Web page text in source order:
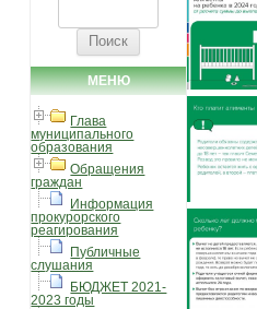
МЕНЮ
Глава
муниципального
образования
Обращения
граждан
Информация
прокурорского
реагирования
Публичные
слушания
БЮДЖЕТ 2021-
2023 годы